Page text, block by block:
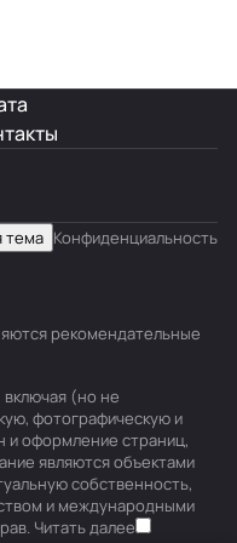
тема Конфиденциальность
рекомендательные
(но не
фотографическую и
и оформление страниц,
являются объектами
собственность,
и международными
Читать далее